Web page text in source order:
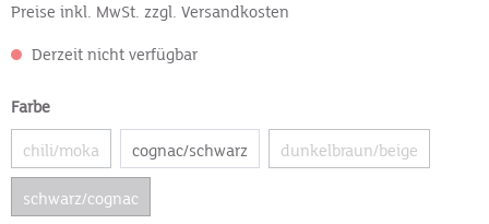
Preise inkl. MwSt. zzgl. Versandkosten
Derzeit nicht verfügbar
Farbe
chili/moka cognac/schwarz dunkelbraun/beige
schwarz/cognac